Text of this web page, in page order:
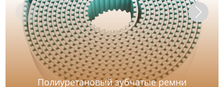
Полиуретановый зубчатые ремни